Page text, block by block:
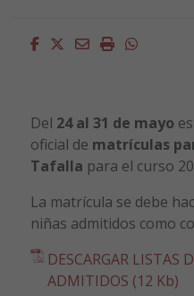
Facebook
Twitter
EmailImprimir
Del 24 al 31 de mayo
oficial de matrículas
Tafalla para el curso
La matrícula se debe
niñas admitidos como
DESCARGAR LISTAS
ADMITIDOS (12 Kb)